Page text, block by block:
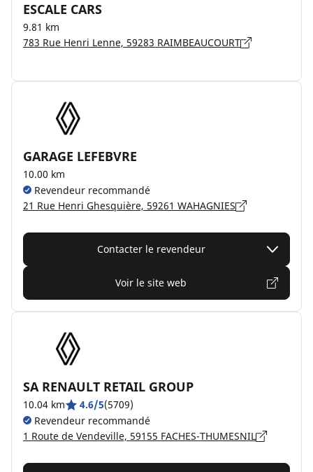
ESCALE CARS
9.81 km
783 Rue Henri Lenne, 59283 RAIMBEAUCOURT
GARAGE LEFEBVRE
10.00 km
Revendeur recommandé
21 Rue Henri Ghesquière, 59261 WAHAGNIES
Contacter le revendeur
Voir le site web
SA RENAULT RETAIL GROUP
10.04 km 4.6/5(5709)
Revendeur recommandé
1 Route de Vendeville, 59155 FACHES-THUMESNIL